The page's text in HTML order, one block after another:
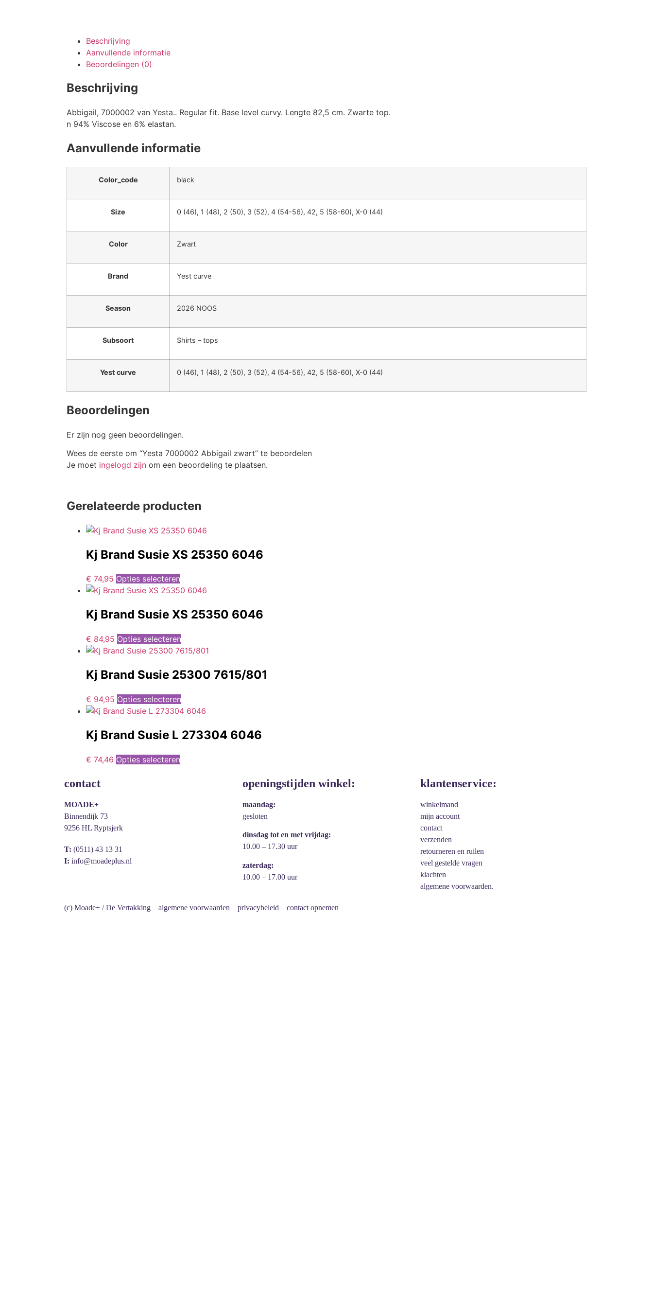
Beschrijving
Aanvullende informatie
Beoordelingen (0)
Beschrijving
Abbigail, 7000002 van Yesta.. Regular fit. Base level curvy. Lengte 82,5 cm. Zwarte top.
n 94% Viscose en 6% elastan.
Aanvullende informatie
Color_code black
Size 0 (46), 1 (48), 2 (50), 3 (52), 4 (54-56), 42, 5 (58-60), X-0 (44)
Color Zwart
Brand Yest curve
Season 2026 NOOS
Subsoort Shirts – tops
Yest curve 0 (46), 1 (48), 2 (50), 3 (52), 4 (54-56), 42, 5 (58-60), X-0 (44)
Beoordelingen
Er zijn nog geen beoordelingen.
Wees de eerste om “Yesta 7000002 Abbigail zwart” te beoordelen
Je moet ingelogd zijn om een beoordeling te plaatsen.
Gerelateerde producten
Kj Brand Susie XS 25350 6046
€ 74,95 Opties selecteren
Kj Brand Susie XS 25350 6046
€ 84,95 Opties selecteren
Kj Brand Susie 25300 7615/801
€ 94,95 Opties selecteren
Kj Brand Susie L 273304 6046
€ 74,46 Opties selecteren
contact
MOADE+
Binnendijk 73
9256 HL Ryptsjerk
T: (0511) 43 13 31
I: info@moadeplus.nl
openingstijden winkel:
maandag:
gesloten
dinsdag tot en met vrijdag:
10.00 – 17.30 uur
zaterdag:
10.00 – 17.00 uur
klantenservice:
winkelmand
mijn account
contact
verzenden
retourneren en ruilen
veel gestelde vragen
klachten
algemene voorwaarden.
(c) Moade+ / De Vertakking algemene voorwaarden privacybeleid contact opnemen